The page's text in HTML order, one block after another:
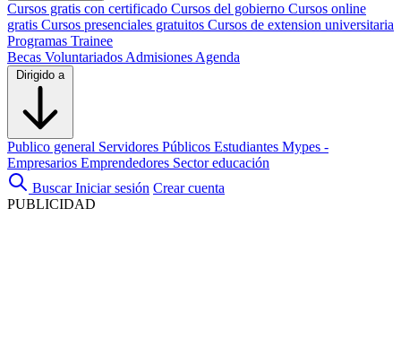
Cursos gratis con certificado Cursos del gobierno Cursos online
gratis Cursos presenciales gratuitos Cursos de extension universitaria
Programas Trainee
Becas Voluntariados Admisiones Agenda
Dirigido a
Publico general Servidores Públicos Estudiantes Mypes -
Empresarios Emprendedores Sector educación
Buscar Iniciar sesión Crear cuenta
PUBLICIDAD